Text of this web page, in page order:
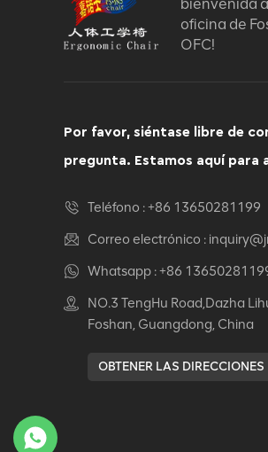
bienvenida
oficina de
OFC!
Por favor, siéntase libre de
pregunta. Estamos aquí para
Teléfono :+86 13650281199
Correo electrónico :
Whatsapp :+86
NO.3 TengHu Road,Dazha
Foshan, Guangdong, China
OBTENER LAS DIRECCIONES